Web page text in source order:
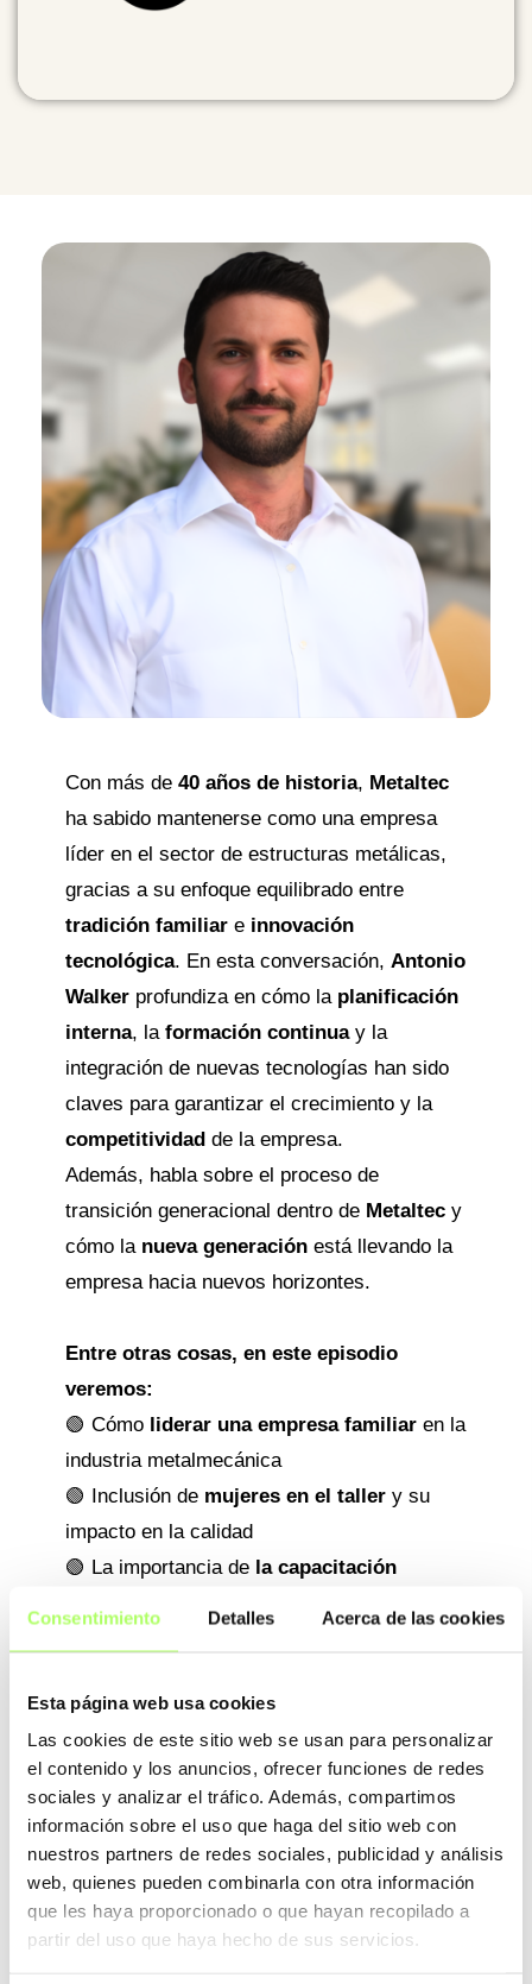
Consentimiento Detalles Acerca de las cookies
Esta página web usa cookies
Las cookies de este sitio web se usan para personalizar
el contenido y los anuncios, ofrecer funciones de redes
sociales y analizar el tráfico. Además, compartimos
información sobre el uso que haga del sitio web con
nuestros partners de redes sociales, publicidad y análisis
web, quienes pueden combinarla con otra información
que les haya proporcionado o que hayan recopilado a
partir del uso que haya hecho de sus servicios.
Con más de 40 años de historia, Metaltec
ha sabido mantenerse como una empresa
líder en el sector de estructuras metálicas,
gracias a su enfoque equilibrado entre
tradición familiar e innovación
tecnológica. En esta conversación, Antonio
Walker profundiza en cómo la planificación
interna, la formación continuay la
integración de nuevas tecnologías han sido
claves para garantizar el crecimiento y la
competitividad de la empresa.
Además, habla sobre el proceso de
transición generacional dentro de Metaltec y
cómo la nueva generación está llevando la
empresa hacia nuevos horizontes.
Entre otras cosas, en este episodio
veremos:
🟢 Cómo liderar una empresa familiar en la
industria metalmecánica
🟢 Inclusión de mujeres en el taller y su
impacto en la calidad
🟢 La importancia de la capacitación
negocio
🟢 El rol dela nueva generaciónen la
continuidad y expansión del negocio
🔊 ACCEDE AL PODCAST